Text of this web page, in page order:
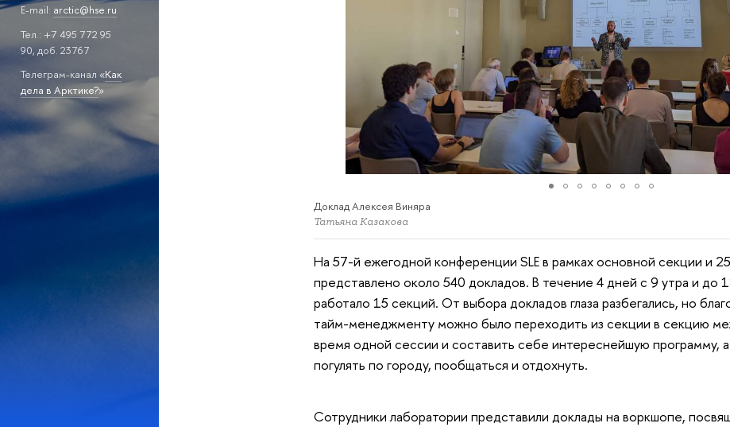
E-mail: arctic@hse.ru
Тел.: +7 495 772 95
90, доб. 23767
Телеграм-канал «Как
дела в Арктике?»
Доклад Алексея Виняра
Татьяна Казакова
На 57-й ежегодной конференции SLE в рамках основной секции и
представлено около 540 докладов. В течение 4 дней с 9 утра и до
работало 15 секций. От выбора докладов глаза разбегались, но
тайм-менеджменту можно было переходить из секции в секцию
время одной сессии и составить себе интереснейшую программу,
погулять по городу, пообщаться и отдохнуть.
Сотрудники лаборатории представили доклады на воркшопе,